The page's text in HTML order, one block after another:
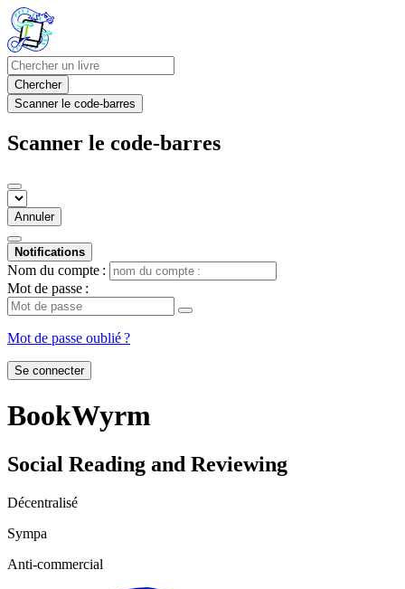
Chercher
Scanner le code-barres
Scanner le code-barres
Annuler
Notifications
Nom du compte :
Mot de passe :
Mot de passe oublié ?
Se connecter
BookWyrm
Social Reading and Reviewing
Décentralisé
Sympa
Anti‑commercial